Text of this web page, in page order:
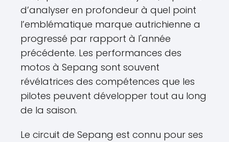
d’analyser en profondeur à quel point
l’emblématique marque autrichienne a
progressé par rapport à l'année
précédente. Les performances des
motos à Sepang sont souvent
révélatrices des compétences que les
pilotes peuvent développer tout au long
de la saison.
Le circuit de Sepang est connu pour ses